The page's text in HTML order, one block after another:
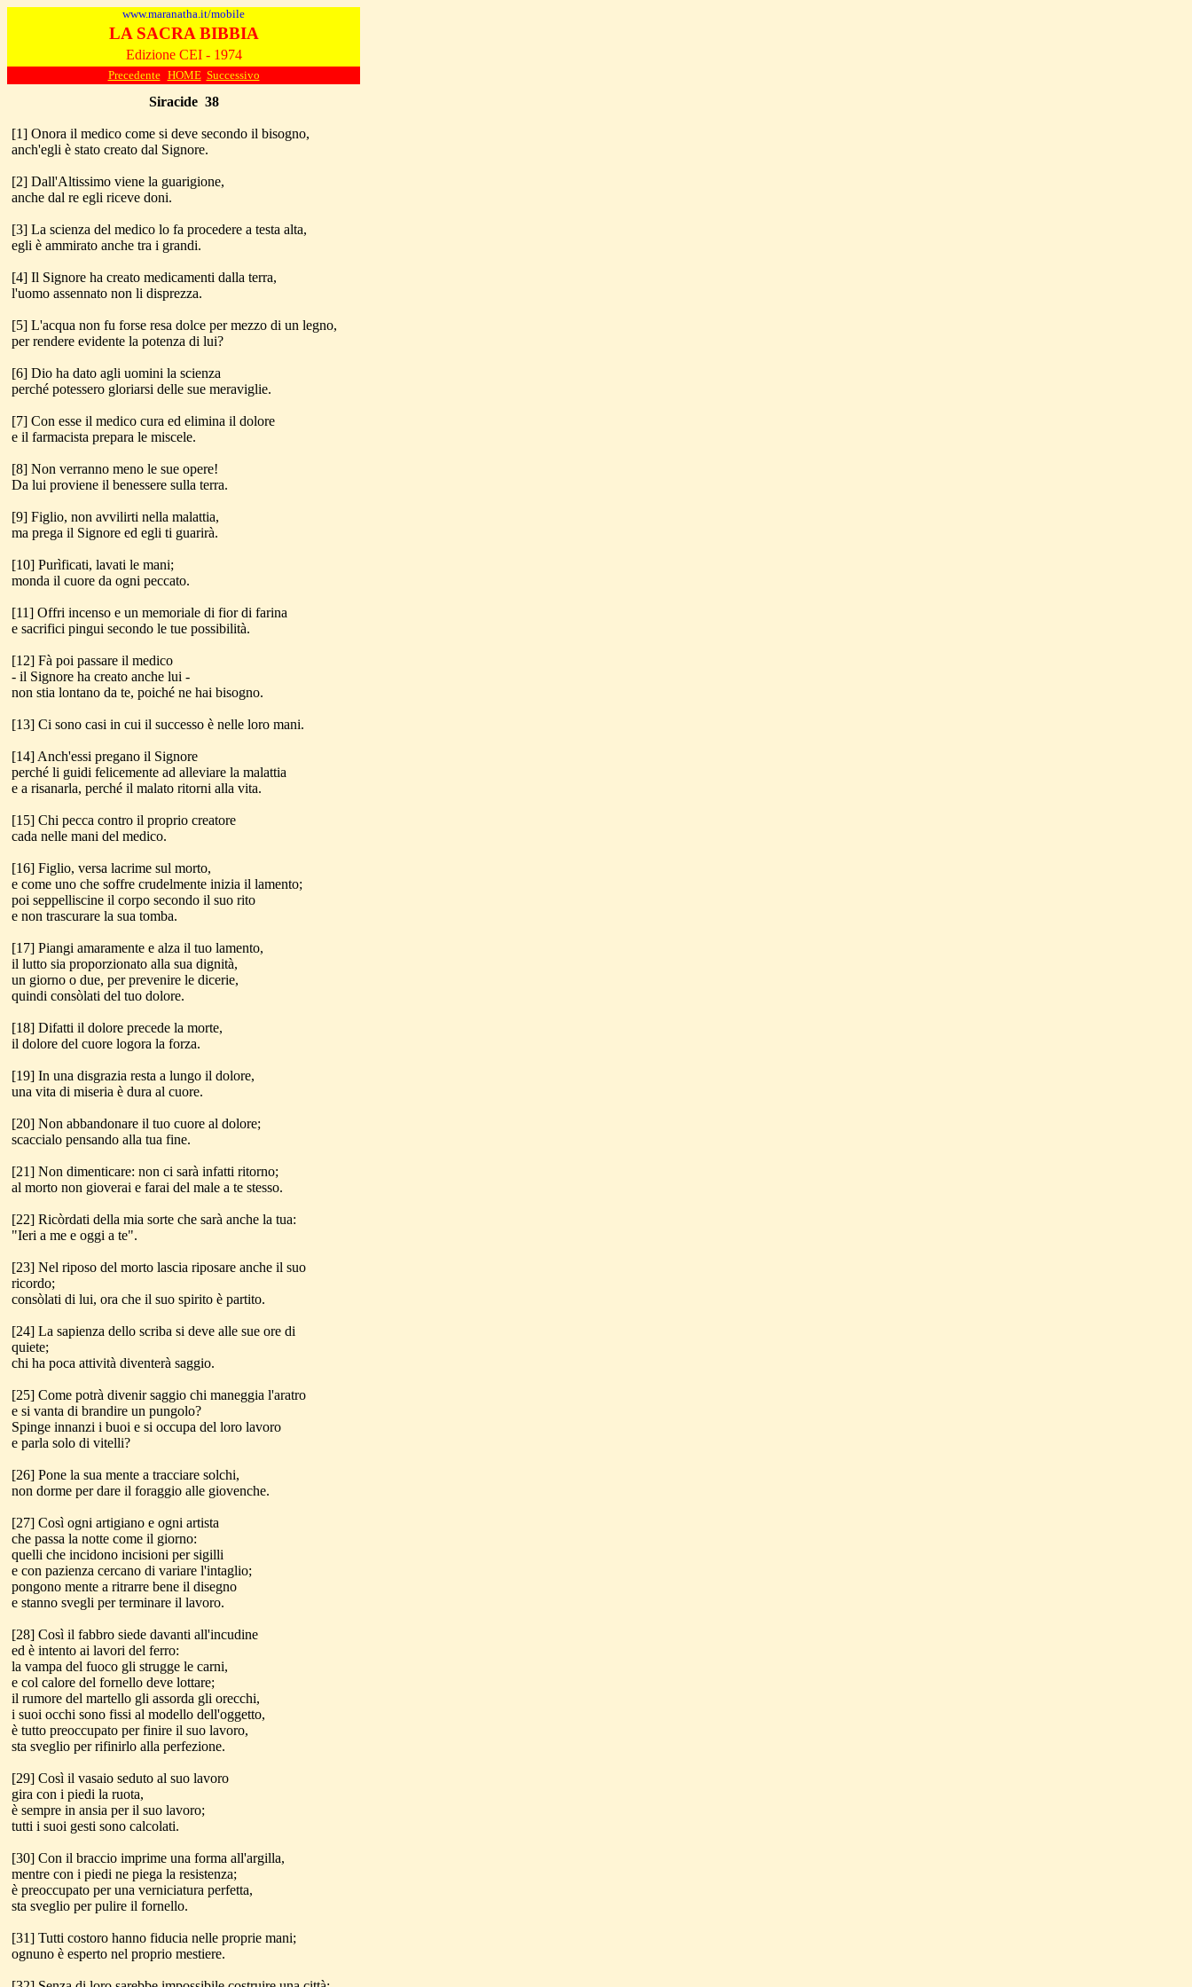
www.maranatha.it/mobile
LA SACRA BIBBIA
Edizione CEI - 1974
Precedente HOME Successivo
Siracide 38
[1] Onora il medico come si deve secondo il bisogno,
anch'egli è stato creato dal Signore.
[2] Dall'Altissimo viene la guarigione,
anche dal re egli riceve doni.
[3] La scienza del medico lo fa procedere a testa alta,
egli è ammirato anche tra i grandi.
[4] Il Signore ha creato medicamenti dalla terra,
l'uomo assennato non li disprezza.
[5] L'acqua non fu forse resa dolce per mezzo di un legno,
per rendere evidente la potenza di lui?
[6] Dio ha dato agli uomini la scienza
perché potessero gloriarsi delle sue meraviglie.
[7] Con esse il medico cura ed elimina il dolore
e il farmacista prepara le miscele.
[8] Non verranno meno le sue opere!
Da lui proviene il benessere sulla terra.
[9] Figlio, non avvilirti nella malattia,
ma prega il Signore ed egli ti guarirà.
[10] Purìficati, lavati le mani;
monda il cuore da ogni peccato.
[11] Offri incenso e un memoriale di fior di farina
e sacrifici pingui secondo le tue possibilità.
[12] Fà poi passare il medico
- il Signore ha creato anche lui -
non stia lontano da te, poiché ne hai bisogno.
[13] Ci sono casi in cui il successo è nelle loro mani.
[14] Anch'essi pregano il Signore
perché li guidi felicemente ad alleviare la malattia
e a risanarla, perché il malato ritorni alla vita.
[15] Chi pecca contro il proprio creatore
cada nelle mani del medico.
[16] Figlio, versa lacrime sul morto,
e come uno che soffre crudelmente inizia il lamento;
poi seppelliscine il corpo secondo il suo rito
e non trascurare la sua tomba.
[17] Piangi amaramente e alza il tuo lamento,
il lutto sia proporzionato alla sua dignità,
un giorno o due, per prevenire le dicerie,
quindi consòlati del tuo dolore.
[18] Difatti il dolore precede la morte,
il dolore del cuore logora la forza.
[19] In una disgrazia resta a lungo il dolore,
una vita di miseria è dura al cuore.
[20] Non abbandonare il tuo cuore al dolore;
scaccialo pensando alla tua fine.
[21] Non dimenticare: non ci sarà infatti ritorno;
al morto non gioverai e farai del male a te stesso.
[22] Ricòrdati della mia sorte che sarà anche la tua:
"Ieri a me e oggi a te".
[23] Nel riposo del morto lascia riposare anche il suo
ricordo;
consòlati di lui, ora che il suo spirito è partito.
[24] La sapienza dello scriba si deve alle sue ore di
quiete;
chi ha poca attività diventerà saggio.
[25] Come potrà divenir saggio chi maneggia l'aratro
e si vanta di brandire un pungolo?
Spinge innanzi i buoi e si occupa del loro lavoro
e parla solo di vitelli?
[26] Pone la sua mente a tracciare solchi,
non dorme per dare il foraggio alle giovenche.
[27] Così ogni artigiano e ogni artista
che passa la notte come il giorno:
quelli che incidono incisioni per sigilli
e con pazienza cercano di variare l'intaglio;
pongono mente a ritrarre bene il disegno
e stanno svegli per terminare il lavoro.
[28] Così il fabbro siede davanti all'incudine
ed è intento ai lavori del ferro:
la vampa del fuoco gli strugge le carni,
e col calore del fornello deve lottare;
il rumore del martello gli assorda gli orecchi,
i suoi occhi sono fissi al modello dell'oggetto,
è tutto preoccupato per finire il suo lavoro,
sta sveglio per rifinirlo alla perfezione.
[29] Così il vasaio seduto al suo lavoro
gira con i piedi la ruota,
è sempre in ansia per il suo lavoro;
tutti i suoi gesti sono calcolati.
[30] Con il braccio imprime una forma all'argilla,
mentre con i piedi ne piega la resistenza;
è preoccupato per una verniciatura perfetta,
sta sveglio per pulire il fornello.
[31] Tutti costoro hanno fiducia nelle proprie mani;
ognuno è esperto nel proprio mestiere.